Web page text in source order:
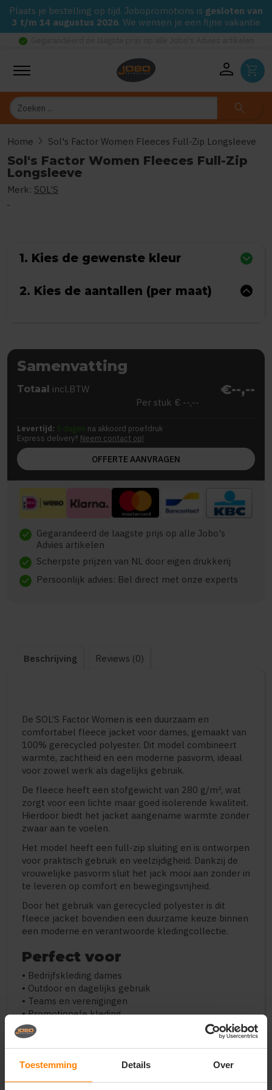
Toestemming Details Over
Plaats je bestelling op tijd. Jobopromotions is gesloten van
3 t/m 14 augustus 2026. We wensen je een fijne vakantie
check_circle
person shopping_cart
Zoeken search
Home chevron_right Sol's Factor Women Fleeces Full-Zip Longsleeve
Sol's Factor Women Fleeces Full-Zip
Longsleeve
Merk: SOL'S
1. Kies de gewenste kleur
2. Kies de aantallen (per maat)
Samenvatting
Totaal incl.BTW €--,--
Per stuk € --,--
Levertijd: 5 dagen na akkoord proefdruk
Express delivery? Neem contact op!
OFFERTE AANVRAGEN
check Gegarandeerd de laagste prijs op alle Jobo's
Advies artikelen
check Scherpste prijzen van NL door eigen drukkerij
check Persoonlijk advies: Bel direct met onze experts
Beschrijving Reviews (0)
De SOL’S Factor Women is een duurzaam en
comfortabel fleece jacket voor dames, gemaakt van
100% gerecycled polyester. Dit model combineert
warmte, zachtheid en een moderne pasvorm, ideaal
voor zowel werk als dagelijks gebruik.
De fleece heeft een stofgewicht van 280 g/m², wat
zorgt voor een lichte maar goed isolerende kwaliteit.
Hierdoor biedt het jacket aangename warmte zonder
zwaar aan te voelen.
Het model heeft een full-zip sluiting en is ontworpen
voor praktisch gebruik en veelzijdigheid. Dankzij de
vrouwelijke pasvorm sluit het jack mooi aan zonder in
te leveren op comfort en bewegingsvrijheid.
Door het gebruik van gerecycled polyester is dit
fleece jacket bovendien een duurzame keuze binnen
een moderne en verantwoorde kledingcollectie.
Perfect voor
• Bedrijfskleding dames
• Outdoor en dagelijks gebruik
• Teams en verenigingen
• Promotionele kleding
• Tussenseizoenen en layering
Belangrijkste kenmerken
• Artikelnummer: 803824
• Type: dames fleece jacket